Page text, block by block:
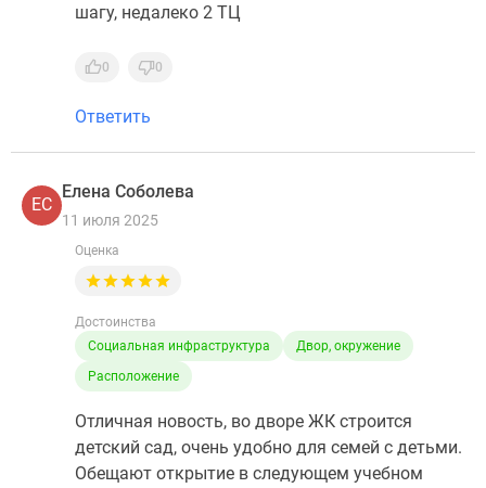
шагу, недалеко 2 ТЦ
0 0
Ответить
ЕС
Елена Соболева
11 июля 2025
Оценка
Достоинства
Социальная инфраструктура
Двор, окружение
Расположение
Отличная новость, во дворе ЖК строится
детский сад, очень удобно для семей с детьми.
Обещают открытие в следующем учебном